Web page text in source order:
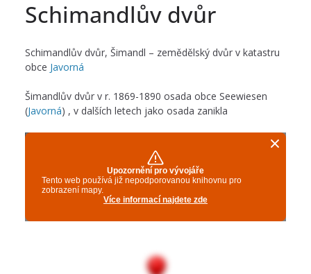
Schimandlův dvůr
Schimandlův dvůr, Šimandl – zemědělský dvůr v katastru
obce Javorná
Šimandlův dvůr v r. 1869-1890 osada obce Seewiesen
(Javorná) , v dalších letech jako osada zanikla